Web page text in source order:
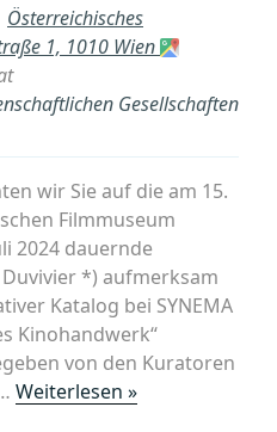
Metro
Wien“
Österreichisches
1, 1010 Wien
Gesellschaften
wir Sie auf die am 15.
Filmmuseum
2024 dauernde
*) aufmerksam
Katalog bei SYNEMA
Kinohandwerk“
von den Kuratoren
Weiterlesen »„JULIEN